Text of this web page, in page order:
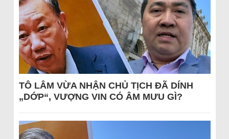
TÔ LÂM VỪA NHẬN CHỦ TỊCH ĐÃ DÍNH
„DỚP“, VƯỢNG VIN CÓ ÂM MƯU GÌ?